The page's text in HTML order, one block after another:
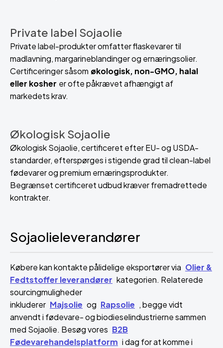
Private label Sojaolie
Private label-produkter omfatter flaskevarer til
madlavning, margarineblandinger og ernæringsolier.
Certificeringer såsom økologisk, non-GMO, halal
eller kosher er ofte påkrævet afhængigt af
markedets krav.
Økologisk Sojaolie
Økologisk Sojaolie, certificeret efter EU- og USDA-
standarder, efterspørges i stigende grad til clean-label
fødevarer og premium ernæringsprodukter.
Begrænset certificeret udbud kræver fremadrettede
kontrakter.
Sojaolieleverandører
Købere kan kontakte pålidelige eksportører via Olier &
Fedtstoffer leverandører kategorien. Relaterede
sourcingmuligheder
inkluderer Majsolie og Rapsolie , begge vidt
anvendt i fødevare- og biodieselindustrierne sammen
med Sojaolie. Besøg vores B2B
Fødevarehandelsplatform i dag for at komme i